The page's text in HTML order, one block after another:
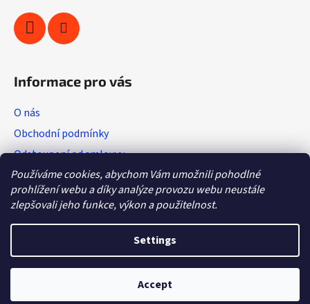
Používáme cookies, abychom Vám umožnili pohodlné
prohlížení webu a díky analýze provozu webu neustále
zlepšovali jeho funkce, výkon a použitelnost.
Settings
Accept
Informace pro vás
O nás
Obchodní podmínky
Odstoupení od smlouvy
Vratkový list (výměna zboží)
Reklamační protokol
Created by Shoptet